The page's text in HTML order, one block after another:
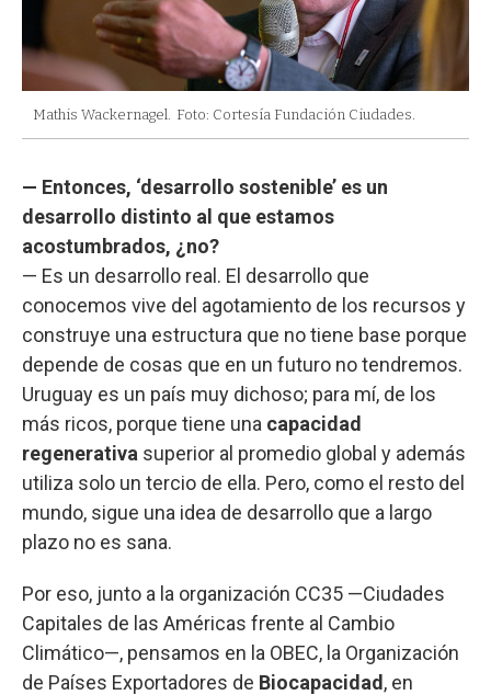
Mathis Wackernagel. Foto: Cortesía Fundación Ciudades.
— Entonces, ‘desarrollo sostenible’ es un
desarrollo distinto al que estamos
acostumbrados, ¿no?
— Es un desarrollo real. El desarrollo que
conocemos vive del agotamiento de los recursos y
construye una estructura que no tiene base porque
depende de cosas que en un futuro no tendremos.
Uruguay es un país muy dichoso; para mí, de los
más ricos, porque tiene una capacidad
regenerativa superior al promedio global y además
utiliza solo un tercio de ella. Pero, como el resto del
mundo, sigue una idea de desarrollo que a largo
plazo no es sana.
Por eso, junto a la organización CC35 —Ciudades
Capitales de las Américas frente al Cambio
Climático—, pensamos en la OBEC, la Organización
de Países Exportadores de Biocapacidad, en